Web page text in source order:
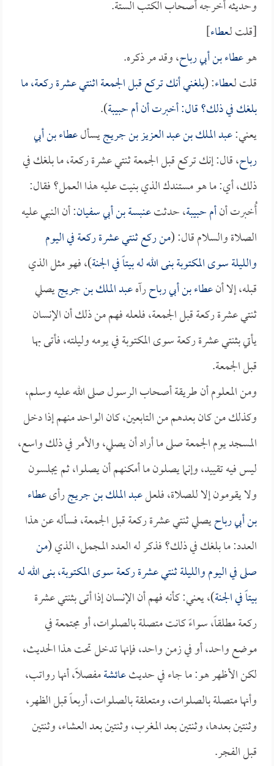
وحديثه أخرجه أصحاب الكتب الستة.
[قلت لـعطاء]
هوعطاء بن أبي رباح، وقد مر ذكره.
قلت لـعطاء: (بلغني أنك تركع قبل الجمعة اثنتي عشرة ركعة، ما
بلغك في ذلك؟ قال: أخبرت أنأم حبيبة).
يعني:عبد الملك بن عبد العزيز بن جريجيسألعطاء بن أبي
رباح، قال: إنك تركع قبل الجمعة ثنتي عشرة ركعة، ما بلغك في
ذلك، أي: ما هو مستندك الذي بنيت عليه هذا العمل؟ فقال:
أُخبرت أنأم حبيبة، حدثتعنبسة بن أبي سفيان: أن النبي عليه
الصلاة والسلام قال: (من ركع ثنتي عشرة ركعة في اليوم
والليلة سوى المكتوبة بنى الله له بيتاً في الجنة)، فهو مثل الذي
قبله، إلا أنعطاء بن أبي رباحرآهعبد الملك بن جريجيصلي
ثنتي عشرة ركعة قبل الجمعة، فلعله فهم من ذلك أن الإنسان
يأتي بثنتي عشرة ركعة سوى المكتوبة في يومه وليلته، فأتى بها
قبل الجمعة.
ومن المعلوم أن طريقة أصحاب الرسول صلى الله عليه وسلم،
وكذلك من كان بعدهم من التابعين، كان الواحد منهم إذا دخل
المسجد يوم الجمعة صلى ما أراد أن يصلي، والأمر في ذلك واسع،
ليس فيه تقييد، وإنما يصلون ما أمكنهم أن يصلوا، ثم يجلسون
ولا يقومون إلا للصلاة، فلعلعبد الملك بن جريجرأىعطاء
بن أبي رباحيصلي ثنتي عشرة ركعة قبل الجمعة، فسأله عن هذا
العدد: ما بلغك في ذلك؟ فذكر له العدد المجمل، الذي (من
صلى في اليوم والليلة ثنتي عشرة ركعة سوى المكتوبة، بنى الله له
بيتاً في الجنة)، يعني: كأنه فهم أن الإنسان إذا أتى بثنتي عشرة
ركعة مطلقاً، سواءً كانت متصلة بالصلوات، أو مجتمعة في
موضع واحد، أو في زمن واحد، فإنها تدخل تحت هذا الحديث،
لكن الأظهر هو: ما جاء في حديثعائشةمفصلاً، أنها رواتب،
وأنها متصلة بالصلوات، ومتعلقة بالصلوات، أربعاً قبل الظهر،
وثنتين بعدها، وثنتين بعد المغرب، وثنتين بعد العشاء، وثنتين
قبل الفجر.